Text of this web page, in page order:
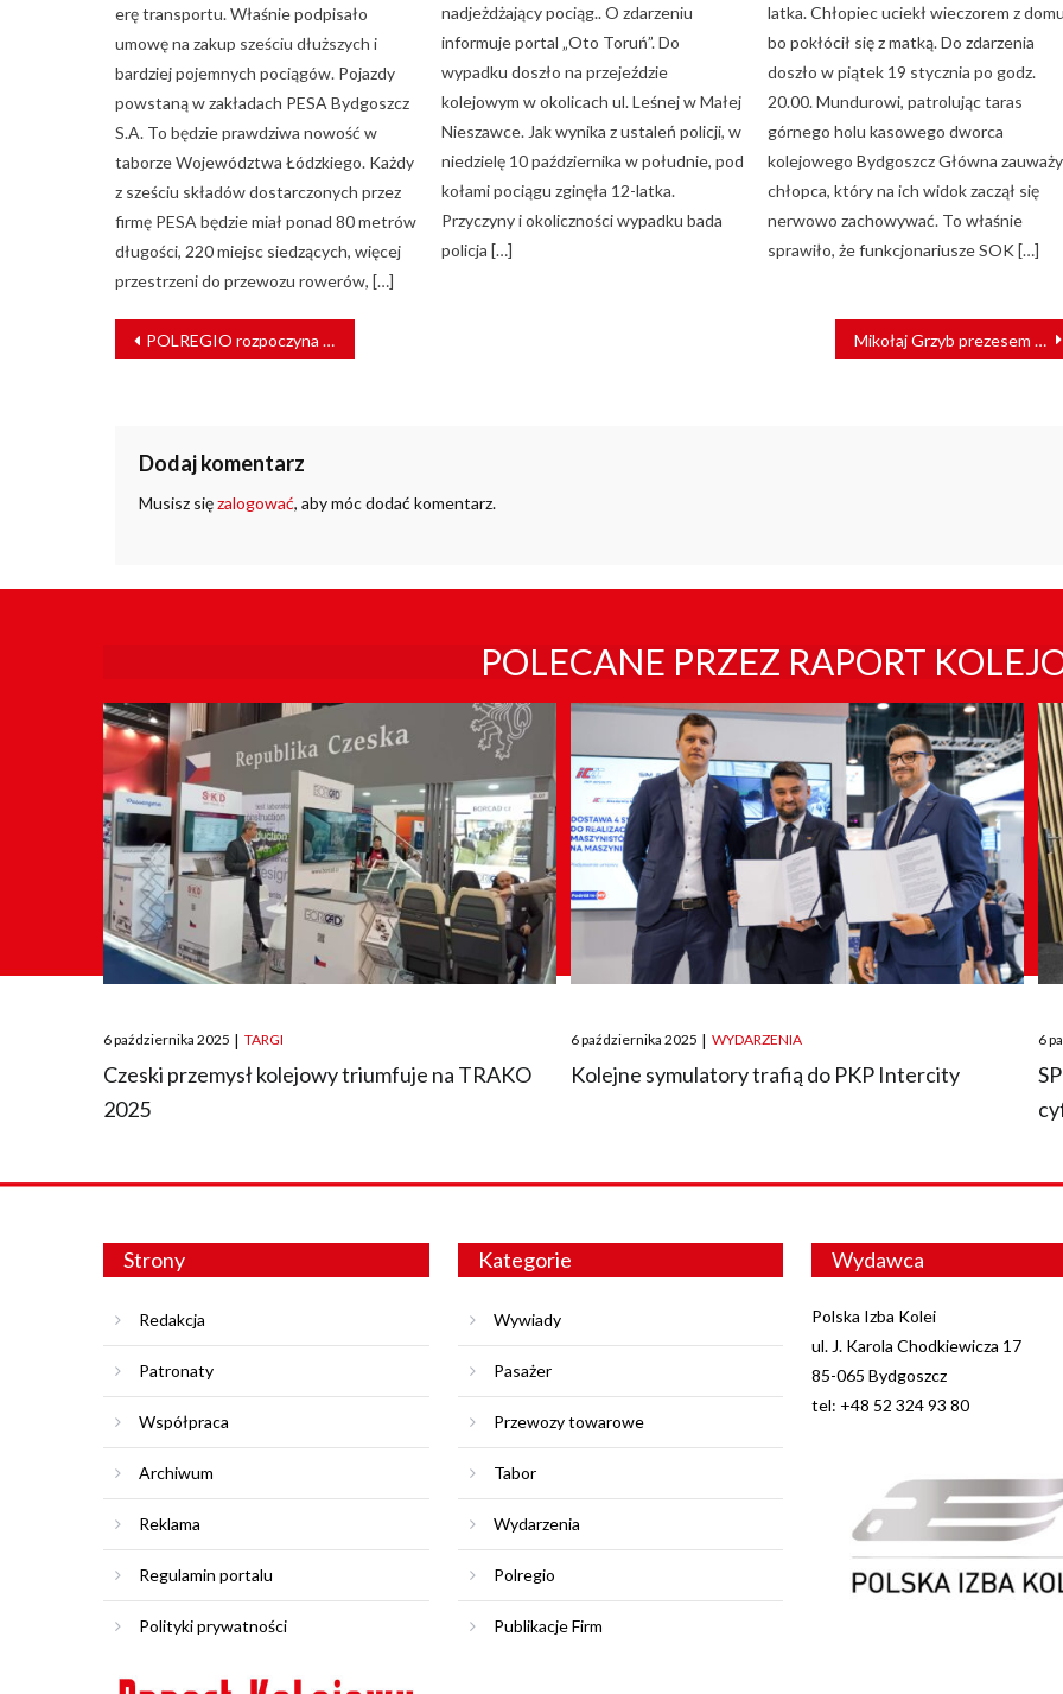
erę transportu. Właśnie podpisało
umowę na zakup sześciu dłuższych i
bardziej pojemnych pociągów. Pojazdy
powstaną w zakładach PESA Bydgoszcz
S.A. To będzie prawdziwa nowość w
taborze Województwa Łódzkiego. Każdy
z sześciu składów dostarczonych przez
firmę PESA będzie miał ponad 80 metrów
długości, 220 miejsc siedzących, więcej
przestrzeni do przewozu rowerów, […]
nadjeżdżający pociąg.. O zdarzeniu
informuje portal „Oto Toruń”. Do
wypadku doszło na przejeździe
kolejowym w okolicach ul. Leśnej w Małej
Nieszawce. Jak wynika z ustaleń policji, w
niedzielę 10 października w południe, pod
kołami pociągu zginęła 12-latka.
Przyczyny i okoliczności wypadku bada
policja […]
latka. Chłopiec uciekł wieczorem z
bo pokłócił się z matką. Do zdarzenia
doszło w piątek 19 stycznia po godz.
20.00. Mundurowi, patrolując taras
górnego holu kasowego dworca
kolejowego Bydgoszcz Główna
chłopca, który na ich widok zaczął się
nerwowo zachowywać. To właśnie
sprawiło, że funkcjonariusze SOK […]
NAWIGACJA
WPISU
POLREGIO rozpoczyna testy rozwiązań ecodrivingowych Mikołaj Grzyb prezesem Związku Samorządowych Przewoźników Kolejowych
Dodaj komentarz
Musisz sięzalogować, aby móc dodać komentarz.
POLECANE PRZEZ RAPORT
Posted
on
6 października 2025 | TARGI
Czeski przemysł kolejowy triumfuje na TRAKO
2025
Posted
on
6 października 2025 | WYDARZENIA
Kolejne symulatory trafią do PKP Intercity
on
6
Strony
Redakcja
Patronaty
Współpraca
Archiwum
Reklama
Regulamin portalu
Polityki prywatności
Kategorie
Wywiady
Pasażer
Przewozy towarowe
Tabor
Wydarzenia
Polregio
Publikacje Firm
Wydawca
Polska Izba Kolei
ul. J. Karola Chodkiewicza 17
85-065 Bydgoszcz
tel: +48 52 324 93 80